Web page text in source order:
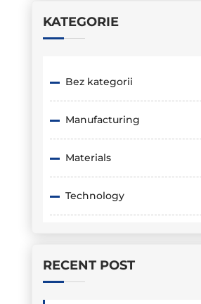
KATEGORIE
Bez kategorii
Manufacturing
Materials
Technology
RECENT POST